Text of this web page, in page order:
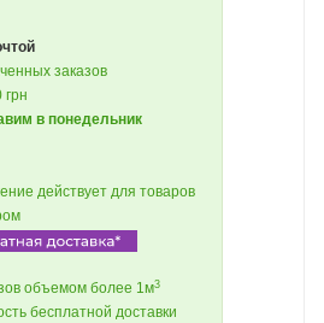
заказов
грн
в понедельник
действует для товаров
объемом более 1м3
бесплатной доставки